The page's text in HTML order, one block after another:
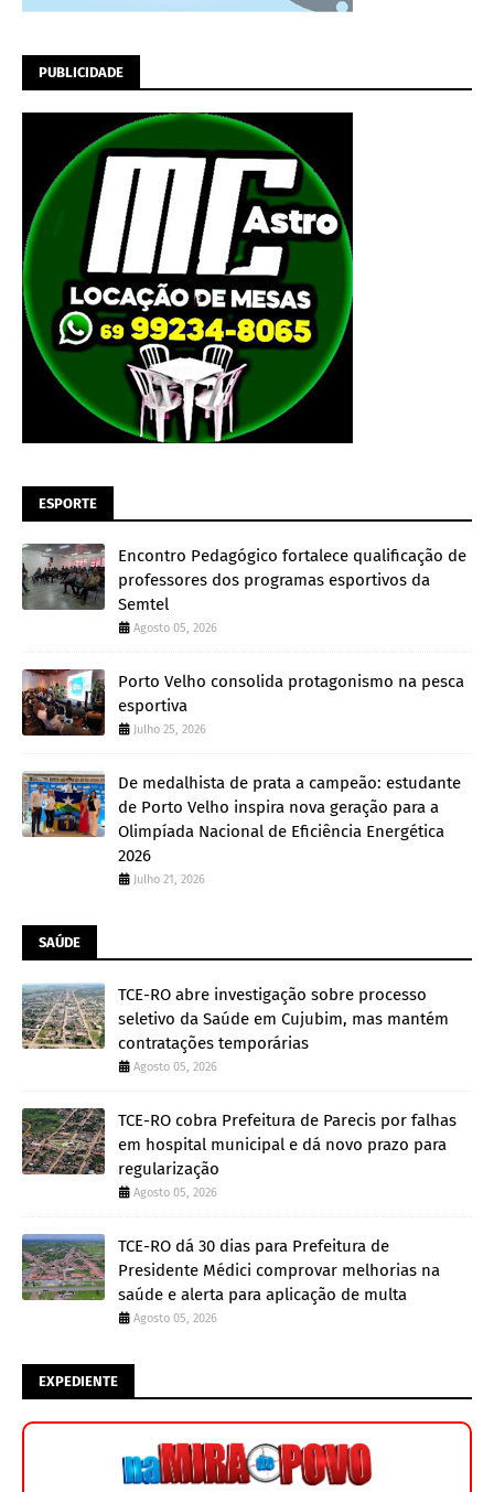
PUBLICIDADE
ESPORTE
Encontro Pedagógico fortalece qualificação de
professores dos programas esportivos da
Semtel
Agosto 05, 2026
Porto Velho consolida protagonismo na pesca
esportiva
Julho 25, 2026
De medalhista de prata a campeão: estudante
de Porto Velho inspira nova geração para a
Olimpíada Nacional de Eficiência Energética
2026
Julho 21, 2026
SAÚDE
TCE-RO abre investigação sobre processo
seletivo da Saúde em Cujubim, mas mantém
contratações temporárias
Agosto 05, 2026
TCE-RO cobra Prefeitura de Parecis por falhas
em hospital municipal e dá novo prazo para
regularização
Agosto 05, 2026
TCE-RO dá 30 dias para Prefeitura de
Presidente Médici comprovar melhorias na
saúde e alerta para aplicação de multa
Agosto 05, 2026
EXPEDIENTE